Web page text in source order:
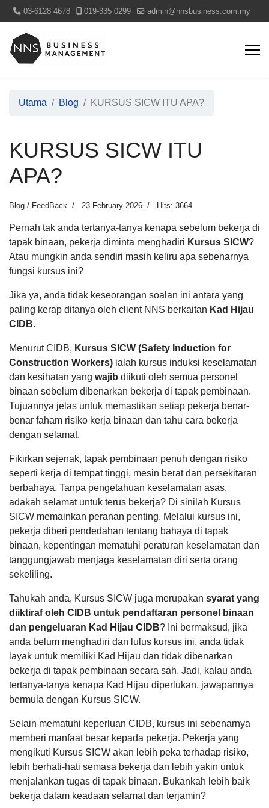
03-6128 4678 019-335 0299 admin@nnsbusiness.com.my
Utama Blog KURSUS SICW ITU APA?
KURSUS SICW ITU
APA?
Blog / FeedBack 23 February 2026 Hits: 3664
Pernah tak anda tertanya-tanya kenapa sebelum bekerja di
tapak binaan, pekerja diminta menghadiri Kursus SICW?
Atau mungkin anda sendiri masih keliru apa sebenarnya
fungsi kursus ini?
Jika ya, anda tidak keseorangan soalan ini antara yang
paling kerap ditanya oleh client NNS berkaitan Kad Hijau
CIDB.
Menurut CIDB, Kursus SICW (Safety Induction for
Construction Workers) ialah kursus induksi keselamatan
dan kesihatan yang wajib diikuti oleh semua personel
binaan sebelum dibenarkan bekerja di tapak pembinaan.
Tujuannya jelas untuk memastikan setiap pekerja benar-
benar faham risiko kerja binaan dan tahu cara bekerja
dengan selamat.
Fikirkan sejenak, tapak pembinaan penuh dengan risiko
seperti kerja di tempat tinggi, mesin berat dan persekitaran
berbahaya. Tanpa pengetahuan keselamatan asas,
adakah selamat untuk terus bekerja? Di sinilah Kursus
SICW memainkan peranan penting. Melalui kursus ini,
pekerja diberi pendedahan tentang bahaya di tapak
binaan, kepentingan mematuhi peraturan keselamatan dan
tanggungjawab menjaga keselamatan diri serta orang
sekeliling.
Tahukah anda, Kursus SICW juga merupakan syarat yang
diiktiraf oleh CIDB untuk pendaftaran personel binaan
dan pengeluaran Kad Hijau CIDB? Ini bermaksud, jika
anda belum menghadiri dan lulus kursus ini, anda tidak
layak untuk memiliki Kad Hijau dan tidak dibenarkan
bekerja di tapak pembinaan secara sah. Jadi, kalau anda
tertanya-tanya kenapa Kad Hijau diperlukan, jawapannya
bermula dengan Kursus SICW.
Selain mematuhi keperluan CIDB, kursus ini sebenarnya
memberi manfaat besar kepada pekerja. Pekerja yang
mengikuti Kursus SICW akan lebih peka terhadap risiko,
lebih berhati-hati semasa bekerja dan lebih yakin untuk
menjalankan tugas di tapak binaan. Bukankah lebih baik
bekerja dalam keadaan selamat dan terjamin?